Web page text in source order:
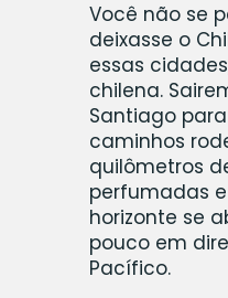
Você não se
deixasse o
essas
chilena.
Santiago
caminhos
quilômetros
perfumadas
horizonte se
pouco em
Pacífico.